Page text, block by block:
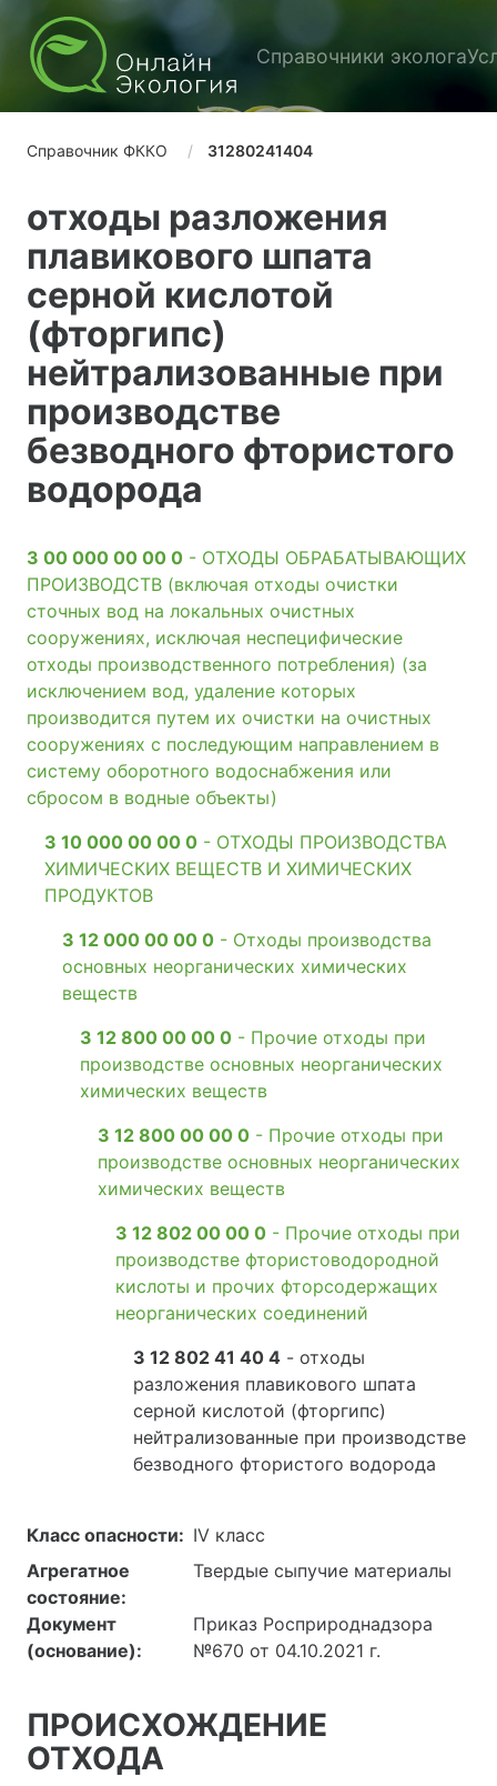
Справочники эколога
Справочник ФККО 31280241404
отходы разложения
плавикового шпата
серной кислотой
(фторгипс)
нейтрализованные при
производстве
безводного фтористого
водорода
3 00 000 00 00 0 - ОТХОДЫ ОБРАБАТЫВАЮЩИХ
ПРОИЗВОДСТВ (включая отходы очистки
сточных вод на локальных очистных
сооружениях, исключая неспецифические
отходы производственного потребления) (за
исключением вод, удаление которых
производится путем их очистки на очистных
сооружениях с последующим направлением в
систему оборотного водоснабжения или
сбросом в водные объекты)
3 10 000 00 00 0 - ОТХОДЫ ПРОИЗВОДСТВА
ХИМИЧЕСКИХ ВЕЩЕСТВ И ХИМИЧЕСКИХ
ПРОДУКТОВ
3 12 000 00 00 0 - Отходы производства
основных неорганических химических
веществ
3 12 800 00 00 0 - Прочие отходы при
производстве основных неорганических
химических веществ
3 12 800 00 00 0 - Прочие отходы при
производстве основных неорганических
химических веществ
3 12 802 00 00 0 - Прочие отходы при
производстве фтористоводородной
кислоты и прочих фторсодержащих
неорганических соединений
3 12 802 41 40 4 - отходы
разложения плавикового шпата
серной кислотой (фторгипс)
нейтрализованные при производстве
безводного фтористого водорода
Класс опасности: IV класс
Агрегатное
состояние:
Твердые сыпучие материалы
Документ
(основание):
Приказ Росприроднадзора
№670 от 04.10.2021 г.
ПРОИСХОЖДЕНИЕ
ОТХОДА